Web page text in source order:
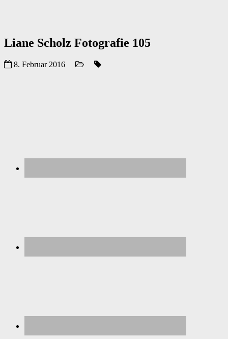
Liane Scholz Fotografie 105
8. Februar 2016